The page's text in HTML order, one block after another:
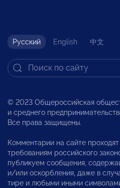
Русский English 中文
© 2023 Общероссийская
и среднего
Все права защищены.
Комментарии на сайте
требованиям российского
публикуем сообщения,
и/или оскорбления, даже в
тире и любыми иными